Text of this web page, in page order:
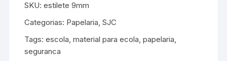
SKU:estilete 9mm
Categorias: Papelaria,SJC
Tags:escola,material para ecola,papelaria,
seguranca